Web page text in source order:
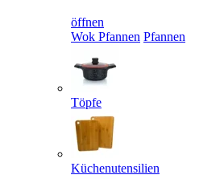
öffnen
Wok Pfannen Pfannen
Töpfe
Küchenutensilien